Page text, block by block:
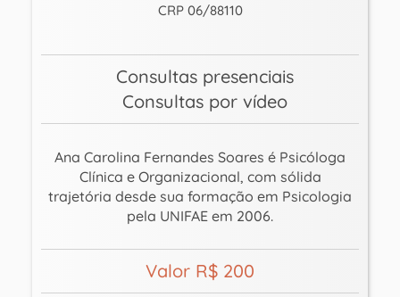
CRP 06/88110
Consultas presenciais
Consultas por vídeo
Ana Carolina Fernandes Soares é Psicóloga
Clínica e Organizacional, com sólida
trajetória desde sua formação em Psicologia
pela UNIFAE em 2006.
Valor R$ 200